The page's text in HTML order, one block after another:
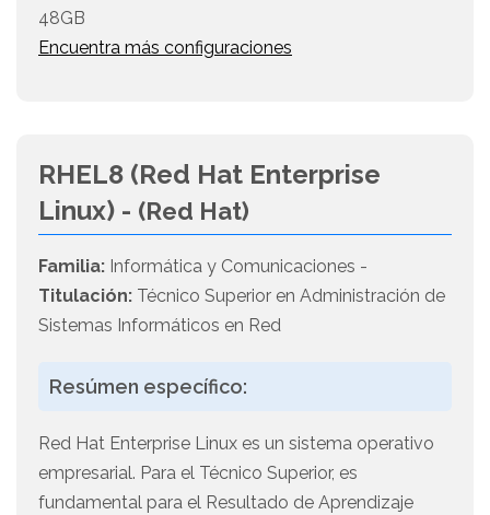
48GB
Encuentra más configuraciones
RHEL8 (Red Hat Enterprise
Linux) - (Red Hat)
Familia: Informática y Comunicaciones -
Titulación: Técnico Superior en Administración de
Sistemas Informáticos en Red
Resúmen específico:
Red Hat Enterprise Linux es un sistema operativo
empresarial. Para el Técnico Superior, es
fundamental para el Resultado de Aprendizaje